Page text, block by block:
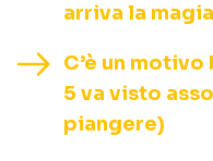
arriva la
C’è un
5 va visto
piangere)